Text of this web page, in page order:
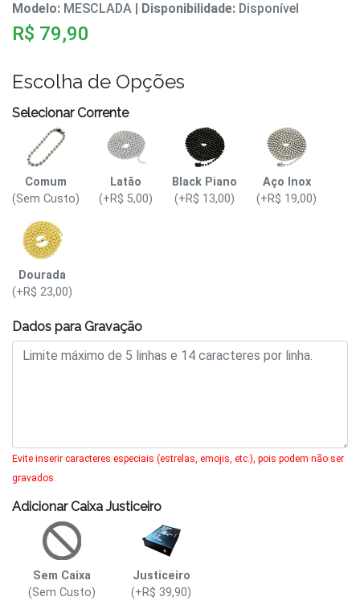
Modelo: MESCLADA | Disponibilidade: Disponível
R$ 79,90
Escolha de Opções
Selecionar Corrente
Comum
(Sem Custo)
Latão
(+R$ 5,00)
Black Piano
(+R$ 13,00)
Aço Inox
(+R$ 19,00)
Dourada
(+R$ 23,00)
Dados para Gravação
Evite inserir caracteres especiais (estrelas, emojis, etc.), pois podem não ser
gravados.
Adicionar Caixa Justiceiro
Sem Caixa
(Sem Custo)
Justiceiro
(+R$ 39,90)